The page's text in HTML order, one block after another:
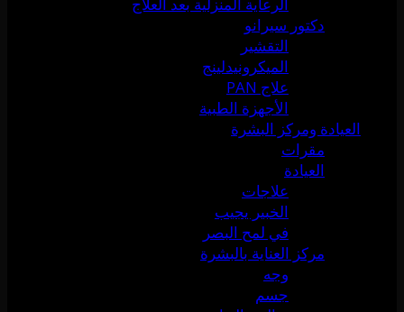
دكتور سيرانو
التقشير
الميكرونيدلينج
علاج PAN
الأجهزة الطبية
العيادة ومركز البشرة
مقرات
العيادة
علاجات
الخبير يجيب
في لمح البصر
مركز العناية بالبشرة
وجه
جسم